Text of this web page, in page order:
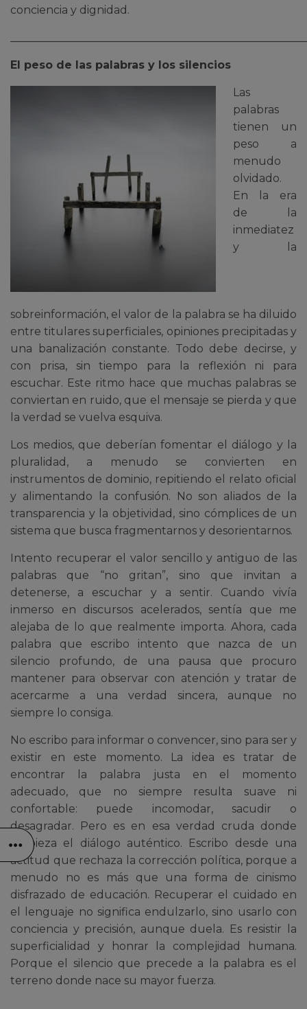
conciencia y dignidad.
El peso de las palabras y los silencios
Las
palabras
tienen un
peso a
menudo
olvidado.
En la era
de la
inmediatez
y la
sobreinformación, el valor de la palabra se ha diluido
entre titulares superficiales, opiniones precipitadas y
una banalización constante. Todo debe decirse, y
con prisa, sin tiempo para la reflexión ni para
escuchar. Este ritmo hace que muchas palabras se
conviertan en ruido, que el mensaje se pierda y que
la verdad se vuelva esquiva.
Los medios, que deberían fomentar el diálogo y la
pluralidad, a menudo se convierten en
instrumentos de dominio, repitiendo el relato oficial
y alimentando la confusión. No son aliados de la
transparencia y la objetividad, sino cómplices de un
sistema que busca fragmentarnos y desorientarnos.
Intento recuperar el valor sencillo y antiguo de las
palabras que “no gritan”, sino que invitan a
detenerse, a escuchar y a sentir. Cuando vivía
inmerso en discursos acelerados, sentía que me
alejaba de lo que realmente importa. Ahora, cada
palabra que escribo intento que nazca de un
silencio profundo, de una pausa que procuro
mantener para observar con atención y tratar de
acercarme a una verdad sincera, aunque no
siempre lo consiga.
No escribo para informar o convencer, sino para ser y
existir en este momento. La idea es tratar de
encontrar la palabra justa en el momento
adecuado, que no siempre resulta suave ni
confortable: puede incomodar, sacudir o
desagradar. Pero es en esa verdad cruda donde
empieza el diálogo auténtico. Escribo desde una
actitud que rechaza la corrección política, porque a
menudo no es más que una forma de cinismo
disfrazado de educación. Recuperar el cuidado en
el lenguaje no significa endulzarlo, sino usarlo con
conciencia y precisión, aunque duela. Es resistir la
superficialidad y honrar la complejidad humana.
Porque el silencio que precede a la palabra es el
terreno donde nace su mayor fuerza.